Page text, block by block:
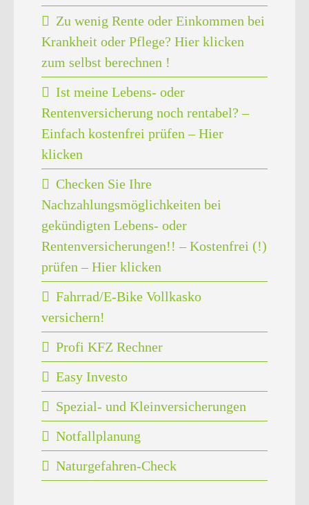
Zu wenig Rente oder Einkommen bei
Krankheit oder Pflege? Hier klicken
zum selbst berechnen !
Ist meine Lebens- oder
Rentenversicherung noch rentabel? –
Einfach kostenfrei prüfen – Hier
klicken
Checken Sie Ihre
Nachzahlungsmöglichkeiten bei
gekündigten Lebens- oder
Rentenversicherungen!! – Kostenfrei (!)
prüfen – Hier klicken
Fahrrad/E-Bike Vollkasko
versichern!
Profi KFZ Rechner
Easy Investo
Spezial- und Kleinversicherungen
Notfallplanung
Naturgefahren-Check